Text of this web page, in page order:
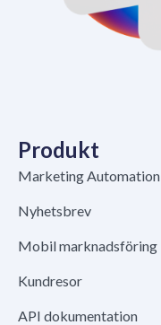
Produkt
Marketing Automation
Nyhetsbrev
Mobil marknadsföring
Kundresor
API dokumentation